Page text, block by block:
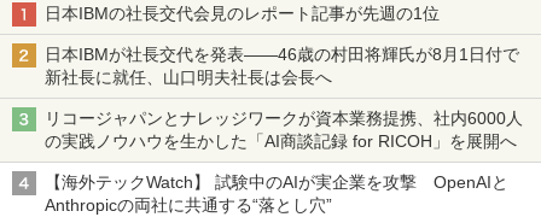
日本IBMの社長交代会見のレポート記事が先週の1位
日本IBMが社長交代を発表――46歳の村田将輝氏が8月1日付で
新社長に就任、山口明夫社長は会長へ
リコージャパンとナレッジワークが資本業務提携、社内6000人
の実践ノウハウを生かした「AI商談記録 for RICOH」を展開へ
【海外テックWatch】 試験中のAIが実企業を攻撃 OpenAIと
Anthropicの両社に共通する“落とし穴”